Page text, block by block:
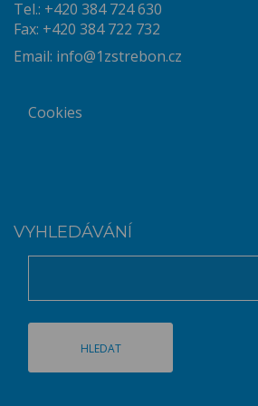
Tel.: +420 384 724 630
Fax: +420 384 722 732
Email: info@1zstrebon.cz
Cookies
VYHLEDÁVÁNÍ